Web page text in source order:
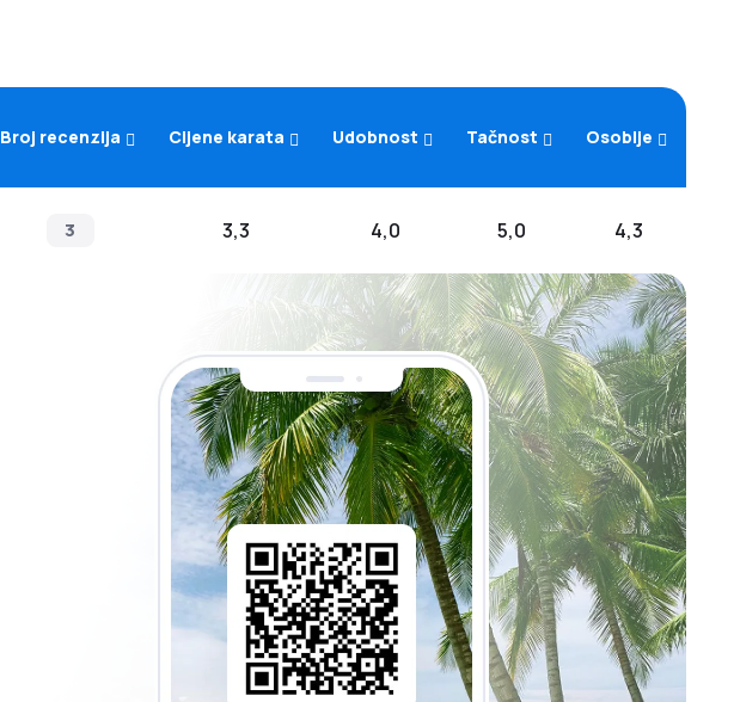
Broj recenzija Cijene karata Udobnost Tačnost Osoblje
3 3,3 4,0 5,0 4,3